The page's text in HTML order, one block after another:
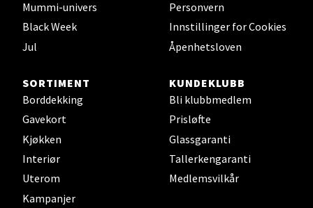
Mummi-univers
Black Week
Jul
Personvern
Innstillinger for Cookies
Åpenhetsloven
SORTIMENT
Borddekking
Gavekort
Kjøkken
Interiør
Uterom
Kampanjer
KUNDEKLUBB
Bli klubbmedlem
Prisløfte
Glassgaranti
Tallerkengaranti
Medlemsvilkår
Oslo - Thon Senter Storo
Vitaminveien 7 - 9, 0485 Oslo
Åpent i dag 10-21
0 i butikk